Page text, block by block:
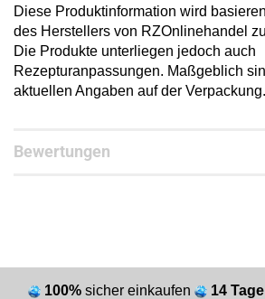
Diese Produktinformation wird
des Herstellers von RZOnlinehandel
Die Produkte unterliegen jedoch auch
Rezepturanpassungen. Maßgeblich
aktuellen Angaben auf der Verpackung.
Bewertungen
100% sicher einkaufen 14 Tage